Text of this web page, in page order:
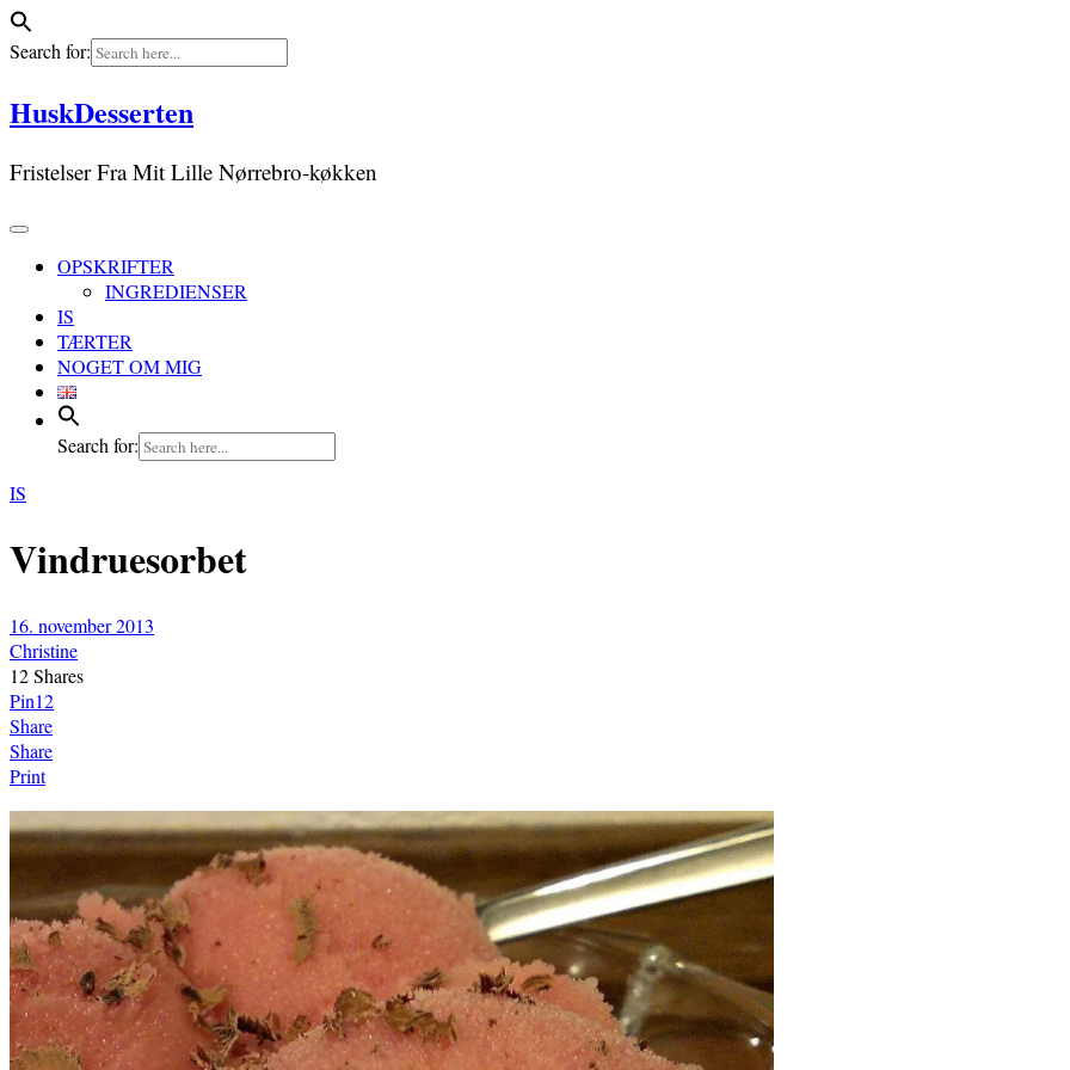
Search for:
Skip
to
HuskDesserten
Fristelser Fra Mit Lille Nørrebro-køkken
OPSKRIFTER
INGREDIENSER
IS
TÆRTER
NOGET OM MIG
Search for:
IS
Vindruesorbet
16. november 2013
Christine
12Shares
Pin12
Share
Share
Print